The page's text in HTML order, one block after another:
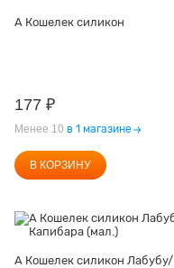
А Кошелек силикон
177 ₽
Менее 10 в 1 магазине
В КОРЗИНУ
А Кошелек силикон Лабубу/